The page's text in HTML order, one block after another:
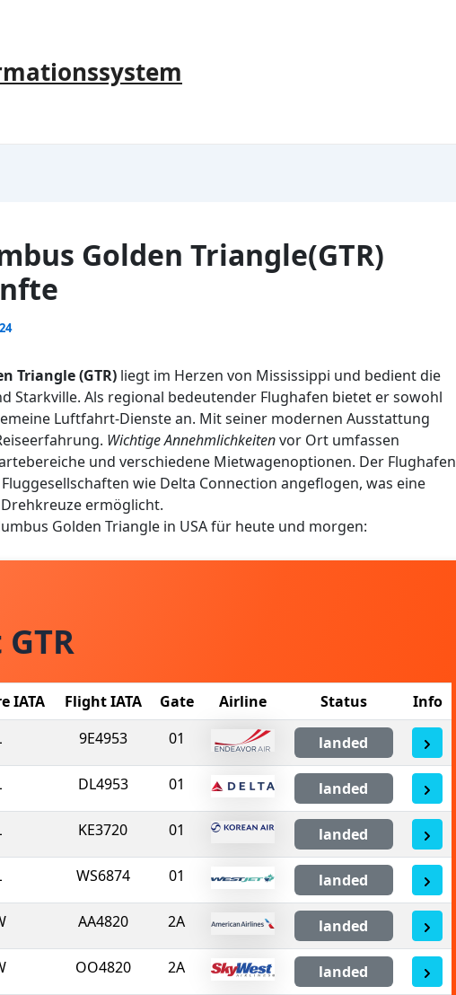
Golden Triangle(GTR)
Triangle (GTR) liegt im Herzen von Mississippi und bedient die
Starkville. Als regional bedeutender Flughafen bietet er sowohl
Luftfahrt-Dienste an. Mit seiner modernen Ausstattung
Wichtige Annehmlichkeitenvor Ort umfassen
und verschiedene Mietwagenoptionen. Der Flughafen
wie Delta Connection angeflogen, was eine
ermöglicht.
Golden Triangle in USA für heute und morgen:
IATA Flight IATA Gate Airline Status
Info
9E4953 01 landed
DL4953 01 landed
KE3720 01 landed
WS6874 01 landed
AA4820 2A landed
OO4820 2A landed